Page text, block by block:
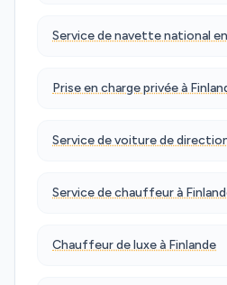
Service de navette national
Prise en charge privée à
Service de voiture de
Service de chauffeur à
Chauffeur de luxe à Finlande